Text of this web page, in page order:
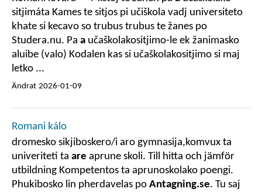
sitjimáta Kames te sitjos pi učiškola vadj universiteto
khate si kecavo so trubus trubus te žanes po
Studera.nu. Pa a učaškolakositjimo-le ek žanimasko
aluibe (valo) Kodalen kas si učaškolakositjimo si maj
letko ...
Ändrat 2026-01-09
Romani kálo
dromesko sikjiboskero/i aro gymnasija,komvux ta
univeriteti ta are aprune skoli. Till hitta och jämför
utbildning Kompetentos ta aprunoskolako poengi.
Phukibosko lin pherdavelas po Antagning.se. Tu saj